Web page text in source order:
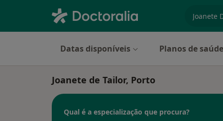
Datas disponíveis Planos de saúde
Joanete de Tailor, Porto
Qual é a especialização que procura?